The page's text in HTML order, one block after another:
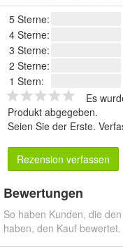
5 Sterne:
4 Sterne:
3 Sterne:
2 Sterne:
1 Stern:
Es
Produkt abgegeben.
Seien Sie der Erste.
Rezension verfassen
Bewertungen
So haben Kunden, die
haben, den Kauf bewertet.